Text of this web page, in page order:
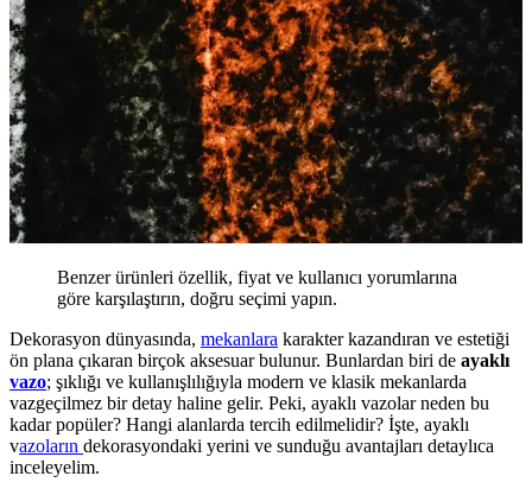
Benzer ürünleri özellik, fiyat ve kullanıcı yorumlarına
göre karşılaştırın, doğru seçimi yapın.
Dekorasyon dünyasında, mekanlara karakter kazandıran ve estetiği
ön plana çıkaran birçok aksesuar bulunur. Bunlardan biri de ayaklı
vazo; şıklığı ve kullanışlılığıyla modern ve klasik mekanlarda
vazgeçilmez bir detay haline gelir. Peki, ayaklı vazolar neden bu
kadar popüler? Hangi alanlarda tercih edilmelidir? İşte, ayaklı
vazoların dekorasyondaki yerini ve sunduğu avantajları detaylıca
inceleyelim.